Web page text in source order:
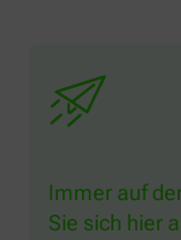
Immer auf
Sie sich hier